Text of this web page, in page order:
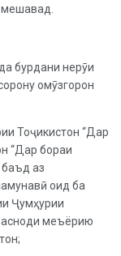
бурдани нерӯи
омӯзгорон
Тоҷикистон “Дар
“Дар бораи
баъд аз
оид ба
Ҷумҳурии
асноди меъёрию